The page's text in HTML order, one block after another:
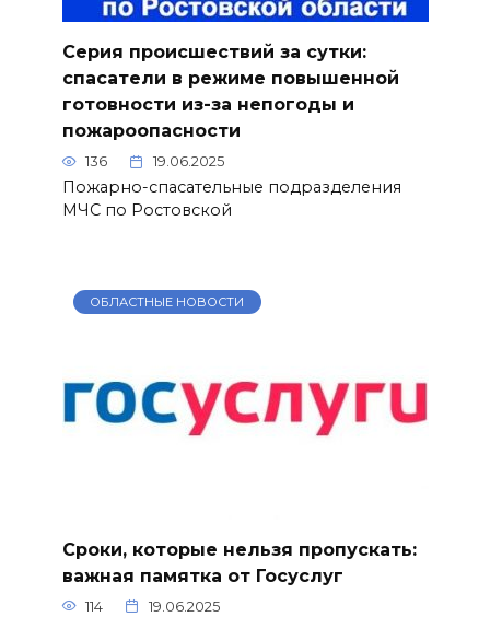
Серия происшествий за сутки:
спасатели в режиме повышенной
готовности из-за непогоды и
пожароопасности
136 19.06.2025
Пожарно-спасательные подразделения
МЧС по Ростовской
ОБЛАСТНЫЕ НОВОСТИ
Сроки, которые нельзя пропускать:
важная памятка от Госуслуг
114 19.06.2025